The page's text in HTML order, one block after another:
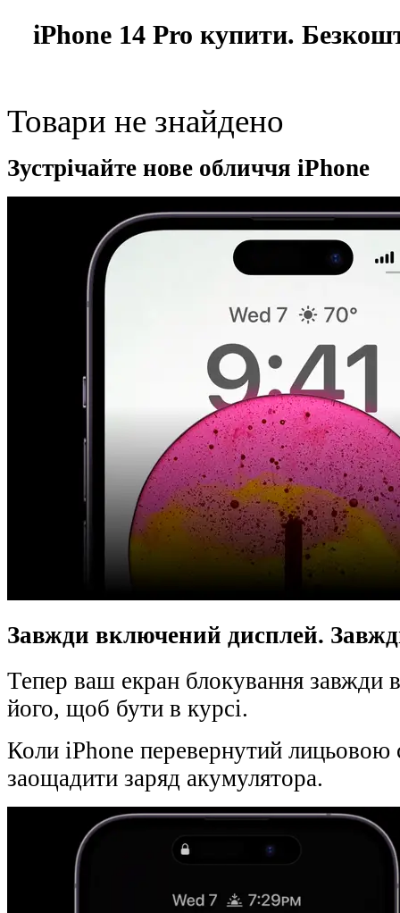
iPhone 14 Pro купити.
Товари не знайдено
Зустрічайте нове обличчя iPhone
Завжди включений дисплей.
Тепер ваш екран блокування завжди
його, щоб бути в курсі.
Коли iPhone перевернутий
заощадити заряд акумулятора.